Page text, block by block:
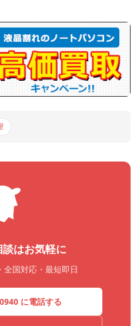
はお気軽に
全国対応・最短即日
に電話する